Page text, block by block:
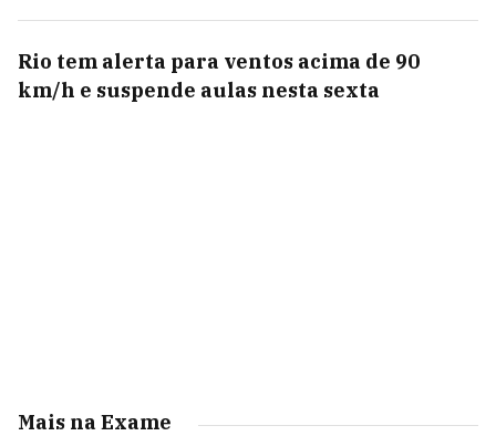
Rio tem alerta para ventos acima de 90
km/h e suspende aulas nesta sexta
Mais na Exame